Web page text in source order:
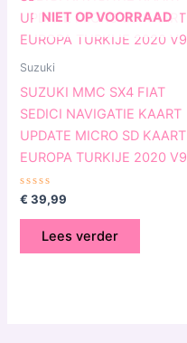
NIET OP VOORRAAD
Suzuki
SUZUKI MMC SX4 FIAT
SEDICI NAVIGATIE KAART
UPDATE MICRO SD KAART
EUROPA TURKIJE 2020 V9
Gewaardeerd
0
uit
€ 39,99
Lees verder